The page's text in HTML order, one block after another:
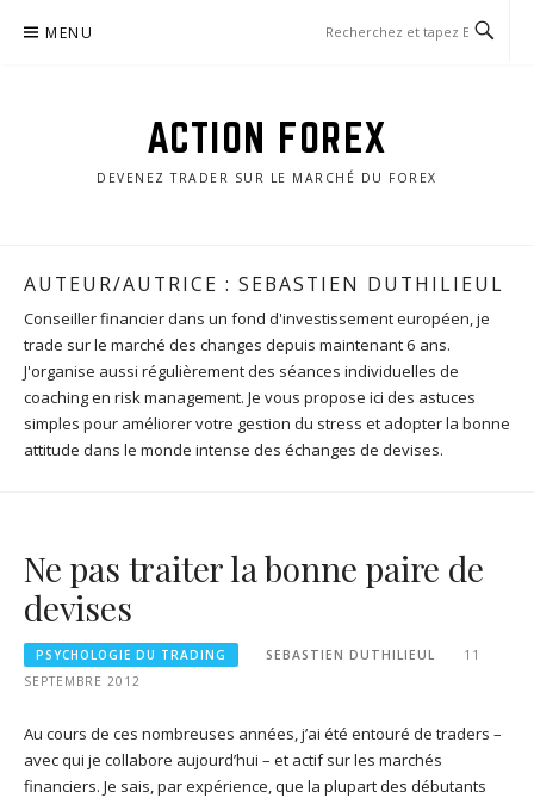
MENU
ACTION FOREX
DEVENEZ TRADER SUR LE MARCHÉ DU FOREX
AUTEUR/AUTRICE : SEBASTIEN DUTHILIEUL
Conseiller financier dans un fond d'investissement européen, je
trade sur le marché des changes depuis maintenant 6 ans.
J'organise aussi régulièrement des séances individuelles de
coaching en risk management. Je vous propose ici des astuces
simples pour améliorer votre gestion du stress et adopter la bonne
attitude dans le monde intense des échanges de devises.
Ne pas traiter la bonne paire de
devises
PSYCHOLOGIE DU TRADING SEBASTIEN DUTHILIEUL
11
SEPTEMBRE 2012
Au cours de ces nombreuses années, j’ai été entouré de traders –
avec qui je collabore aujourd’hui – et actif sur les marchés
financiers. Je sais, par expérience, que la plupart des débutants